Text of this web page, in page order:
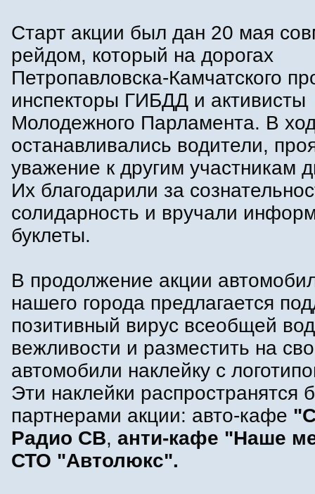
Старт акции был дан 20 мая
рейдом, который на дорогах
Петропавловска-Камчатского
инспекторы ГИБДД и активисты
Молодежного Парламента. В
останавливались водители,
уважение к другим участникам
Их благодарили за
солидарность и вручали
буклеты.
В продолжение акции
нашего города предлагается
позитивный вирус всеобщей
вежливости и разместить на
автомобили наклейку с
Эти наклейки распространятся
партнерами акции: авто-кафе
Радио СВ, анти-кафе "Наше
СТО "Автолюкс".